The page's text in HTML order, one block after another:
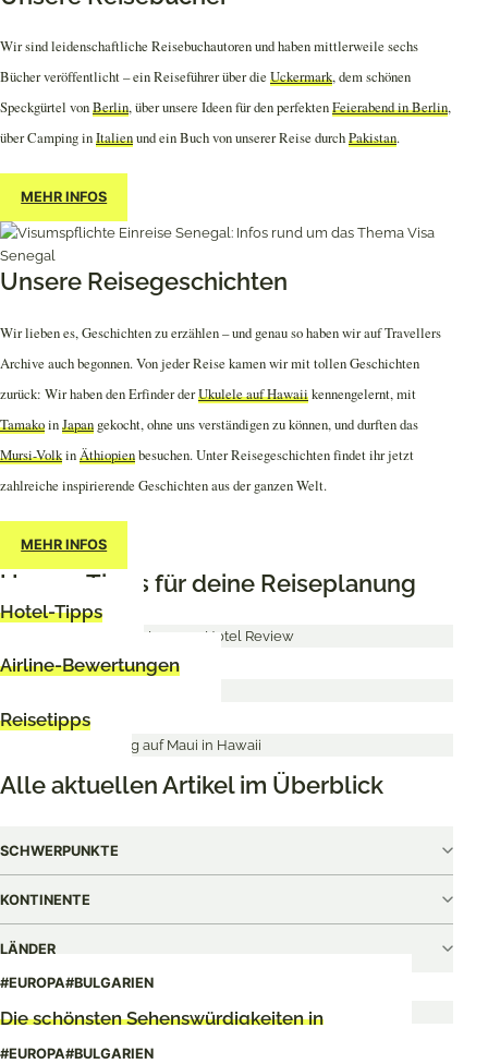
Wir sind leidenschaftliche Reisebuchautoren und haben mittlerweile sechs
Bücher veröffentlicht – ein Reiseführer über die Uckermark, dem schönen
Speckgürtel vonBerlin, über unsere Ideen für den perfektenFeierabend in Berlin,
über Camping inItalienund ein Buch von unserer Reise durchPakistan.
MEHR INFOS
Unsere Reisegeschichten
Wir lieben es, Geschichten zu erzählen – und genau so haben wir auf Travellers
Archive auch begonnen. Von jeder Reise kamen wir mit tollen Geschichten
zurück: Wir haben den Erfinder derUkulele auf Hawaiikennengelernt, mit
TamakoinJapan gekocht, ohne uns verständigen zu können, und durften das
Mursi-VolkinÄthiopienbesuchen. Unter Reisegeschichten findet ihr jetzt
zahlreiche inspirierende Geschichten aus der ganzen Welt.
MEHR INFOS
Unsere Tipps für deine Reiseplanung
Hotel-Tipps
Airline-Bewertungen
Reisetipps
Alle aktuellen Artikel im Überblick
SCHWERPUNKTE
KONTINENTE
LÄNDER
#EUROPA#BULGARIEN
Die schönsten Sehenswürdigkeiten in
#EUROPA#BULGARIEN